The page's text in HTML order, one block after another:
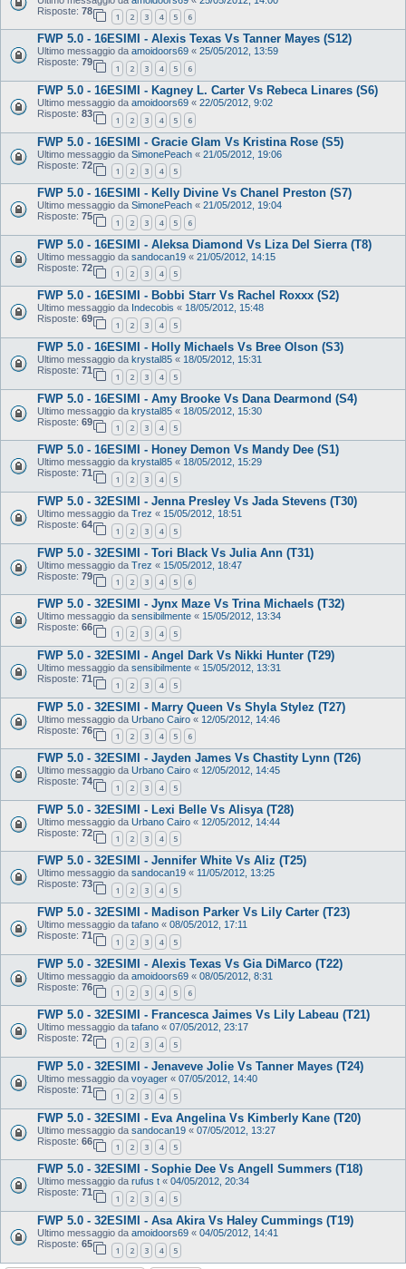
Risposte: 78
1 2 3 4 5 6
FWP 5.0 - 16ESIMI - Alexis Texas Vs Tanner Mayes (S12)
Ultimo messaggio da amoidoors69 « 25/05/2012, 13:59
Risposte: 79
1 2 3 4 5 6
FWP 5.0 - 16ESIMI - Kagney L. Carter Vs Rebeca Linares (S6)
Ultimo messaggio da amoidoors69 « 22/05/2012, 9:02
Risposte: 83
1 2 3 4 5 6
FWP 5.0 - 16ESIMI - Gracie Glam Vs Kristina Rose (S5)
Ultimo messaggio da SimonePeach « 21/05/2012, 19:06
Risposte: 72
1 2 3 4 5
FWP 5.0 - 16ESIMI - Kelly Divine Vs Chanel Preston (S7)
Ultimo messaggio da SimonePeach « 21/05/2012, 19:04
Risposte: 75
1 2 3 4 5 6
FWP 5.0 - 16ESIMI - Aleksa Diamond Vs Liza Del Sierra (T8)
Ultimo messaggio da sandocan19 « 21/05/2012, 14:15
Risposte: 72
1 2 3 4 5
FWP 5.0 - 16ESIMI - Bobbi Starr Vs Rachel Roxxx (S2)
Ultimo messaggio da Indecobis « 18/05/2012, 15:48
Risposte: 69
1 2 3 4 5
FWP 5.0 - 16ESIMI - Holly Michaels Vs Bree Olson (S3)
Ultimo messaggio da krystal85 « 18/05/2012, 15:31
Risposte: 71
1 2 3 4 5
FWP 5.0 - 16ESIMI - Amy Brooke Vs Dana Dearmond (S4)
Ultimo messaggio da krystal85 « 18/05/2012, 15:30
Risposte: 69
1 2 3 4 5
FWP 5.0 - 16ESIMI - Honey Demon Vs Mandy Dee (S1)
Ultimo messaggio da krystal85 « 18/05/2012, 15:29
Risposte: 71
1 2 3 4 5
FWP 5.0 - 32ESIMI - Jenna Presley Vs Jada Stevens (T30)
Ultimo messaggio da Trez « 15/05/2012, 18:51
Risposte: 64
1 2 3 4 5
FWP 5.0 - 32ESIMI - Tori Black Vs Julia Ann (T31)
Ultimo messaggio da Trez « 15/05/2012, 18:47
Risposte: 79
1 2 3 4 5 6
FWP 5.0 - 32ESIMI - Jynx Maze Vs Trina Michaels (T32)
Ultimo messaggio da sensibilmente « 15/05/2012, 13:34
Risposte: 66
1 2 3 4 5
FWP 5.0 - 32ESIMI - Angel Dark Vs Nikki Hunter (T29)
Ultimo messaggio da sensibilmente « 15/05/2012, 13:31
Risposte: 71
1 2 3 4 5
FWP 5.0 - 32ESIMI - Marry Queen Vs Shyla Stylez (T27)
Ultimo messaggio da Urbano Cairo « 12/05/2012, 14:46
Risposte: 76
1 2 3 4 5 6
FWP 5.0 - 32ESIMI - Jayden James Vs Chastity Lynn (T26)
Ultimo messaggio da Urbano Cairo « 12/05/2012, 14:45
Risposte: 74
1 2 3 4 5
FWP 5.0 - 32ESIMI - Lexi Belle Vs Alisya (T28)
Ultimo messaggio da Urbano Cairo « 12/05/2012, 14:44
Risposte: 72
1 2 3 4 5
FWP 5.0 - 32ESIMI - Jennifer White Vs Aliz (T25)
Ultimo messaggio da sandocan19 « 11/05/2012, 13:25
Risposte: 73
1 2 3 4 5
FWP 5.0 - 32ESIMI - Madison Parker Vs Lily Carter (T23)
Ultimo messaggio da tafano « 08/05/2012, 17:11
Risposte: 71
1 2 3 4 5
FWP 5.0 - 32ESIMI - Alexis Texas Vs Gia DiMarco (T22)
Ultimo messaggio da amoidoors69 « 08/05/2012, 8:31
Risposte: 76
1 2 3 4 5 6
FWP 5.0 - 32ESIMI - Francesca Jaimes Vs Lily Labeau (T21)
Ultimo messaggio da tafano « 07/05/2012, 23:17
Risposte: 72
1 2 3 4 5
FWP 5.0 - 32ESIMI - Jenaveve Jolie Vs Tanner Mayes (T24)
Ultimo messaggio da voyager « 07/05/2012, 14:40
Risposte: 71
1 2 3 4 5
FWP 5.0 - 32ESIMI - Eva Angelina Vs Kimberly Kane (T20)
Ultimo messaggio da sandocan19 « 07/05/2012, 13:27
Risposte: 66
1 2 3 4 5
FWP 5.0 - 32ESIMI - Sophie Dee Vs Angell Summers (T18)
Ultimo messaggio da rufus t « 04/05/2012, 20:34
Risposte: 71
1 2 3 4 5
FWP 5.0 - 32ESIMI - Asa Akira Vs Haley Cummings (T19)
Ultimo messaggio da amoidoors69 « 04/05/2012, 14:41
Risposte: 65
1 2 3 4 5